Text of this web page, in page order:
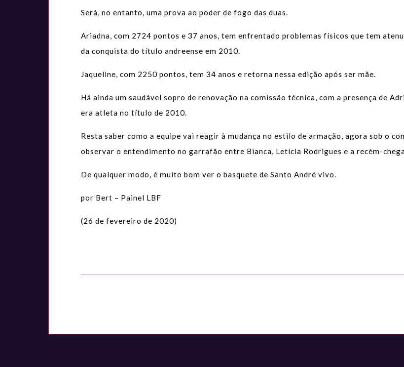
Será, no entanto, uma prova ao poder de fogo das duas.
Ariadna, com 2724 pontos e 37 anos, tem enfrentado problemas físicos que tem
da conquista do título andreense em 2010.
Jaqueline, com 2250 pontos, tem 34 anos e retorna nessa edição após ser mãe.
Há ainda um saudável sopro de renovação na comissão técnica, com a presença de
era atleta no título de 2010.
Resta saber como a equipe vai reagir à mudança no estilo de armação, agora sob o
observar o entendimento no garrafão entre Bianca, Letícia Rodrigues e a recém-
De qualquer modo, é muito bom ver o basquete de Santo André vivo.
por Bert – Painel LBF
(26 de fevereiro de 2020)